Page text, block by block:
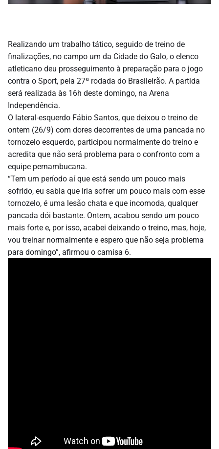
Realizando um trabalho tático, seguido de treino de
finalizações, no campo um da Cidade do Galo, o elenco
atleticano deu prosseguimento à preparação para o jogo
contra o Sport, pela 27ª rodada do Brasileirão. A partida
será realizada às 16h deste domingo, na Arena
Independência.
O lateral-esquerdo Fábio Santos, que deixou o treino de
ontem (26/9) com dores decorrentes de uma pancada no
tornozelo esquerdo, participou normalmente do treino e
acredita que não será problema para o confronto com a
equipe pernambucana.
“Tem um período aí que está sendo um pouco mais
sofrido, eu sabia que iria sofrer um pouco mais com esse
tornozelo, é uma lesão chata e que incomoda, qualquer
pancada dói bastante. Ontem, acabou sendo um pouco
mais forte e, por isso, acabei deixando o treino, mas, hoje,
vou treinar normalmente e espero que não seja problema
para domingo”, afirmou o camisa 6.